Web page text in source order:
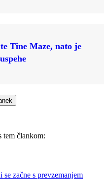
Tine Maze, nato je
tem člankom:
začne s prevzemanjem